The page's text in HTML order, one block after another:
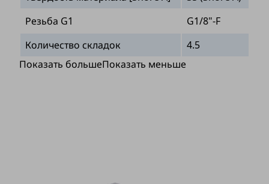
Резьба G1
G1/8"-F
Количество складок
4.5
Показать большеПоказать меньше